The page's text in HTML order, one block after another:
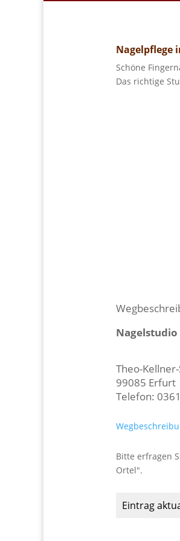
Nagelpflege
Schöne
Das richtige
Theo-
99085 Erfurt
Telefon:
Bitte erfragen
Ortel".